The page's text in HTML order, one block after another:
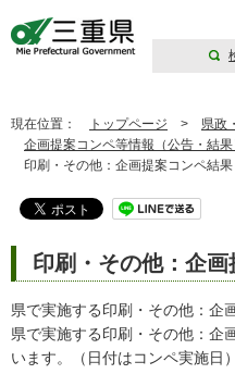
現在位置： トップページ > 県政
企画提案コンペ等情報（公告・結果
印刷・その他：企画提案コンペ結果
印刷・その他：企
県で実施する印刷・その他：企
県で実施する印刷・その他：企
います。（日付はコンペ実施日）